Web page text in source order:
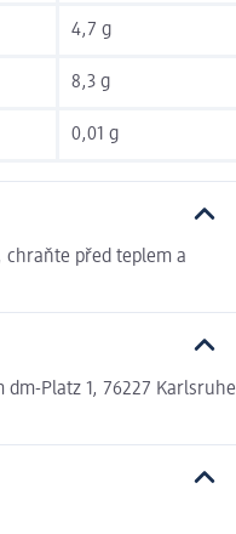
4,7 g
8,3 g
0,01 g
chraňte před teplem a
dm-Platz 1, 76227 Karlsruhe